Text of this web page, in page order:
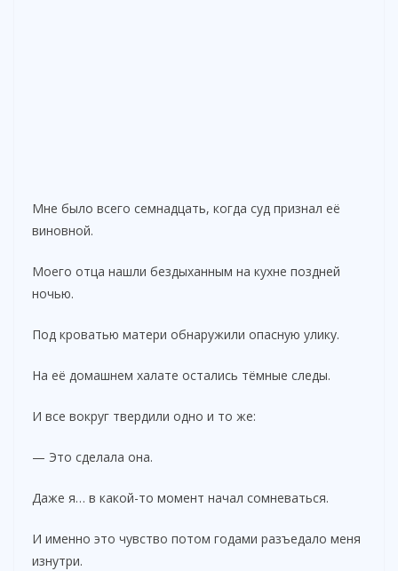
Мне было всего семнадцать, когда суд признал её
виновной.
Моего отца нашли бездыханным на кухне поздней
ночью.
Под кроватью матери обнаружили опасную улику.
На её домашнем халате остались тёмные следы.
И все вокруг твердили одно и то же:
— Это сделала она.
Даже я… в какой-то момент начал сомневаться.
И именно это чувство потом годами разъедало меня
изнутри.